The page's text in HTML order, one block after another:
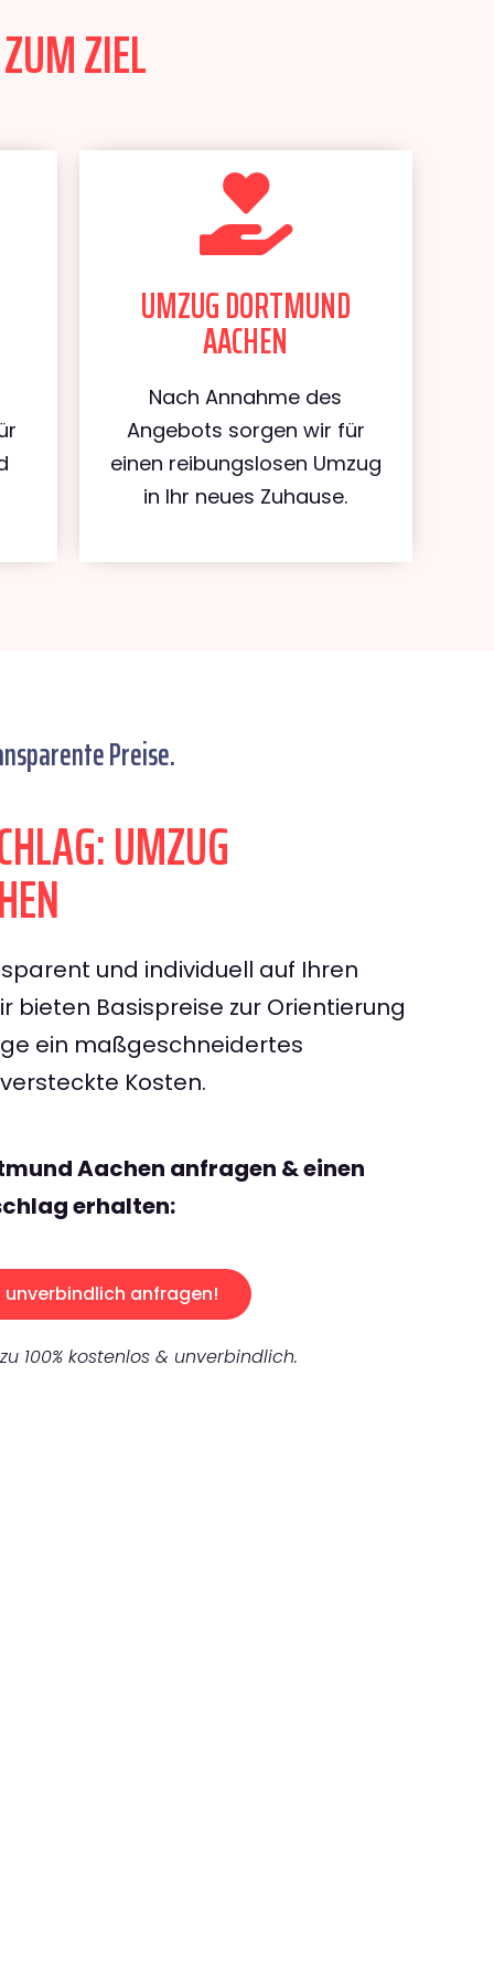
ZIEL
UMZUG DORTMUND
AACHEN
Nach Annahme des
Angebots sorgen wir für
einen reibungslosen Umzug
in Ihr neues Zuhause.
Preise.
UMZUG
und individuell auf Ihren
bieten Basispreise zur Orientierung
ein maßgeschneidertes
Kosten.
Aachen anfragen & einen
erhalten:
unverbindlich anfragen!
100% kostenlos & unverbindlich.